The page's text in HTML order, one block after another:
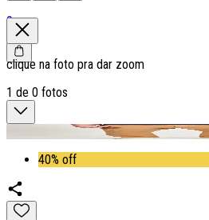
0
clique na foto pra dar zoom
1 de 0 fotos
40% off